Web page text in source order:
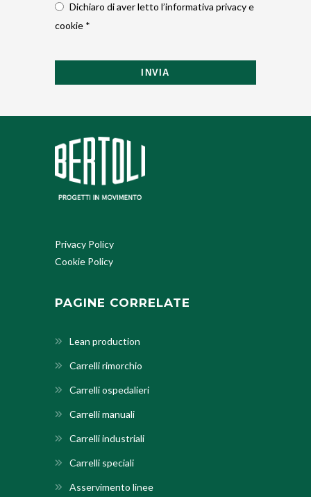
Dichiaro di aver letto l’informativa privacy e
cookie *
INVIA
Privacy Policy
Cookie Policy
PAGINE CORRELATE
Lean production
Carrelli rimorchio
Carrelli ospedalieri
Carrelli manuali
Carrelli industriali
Carrelli speciali
Asservimento linee